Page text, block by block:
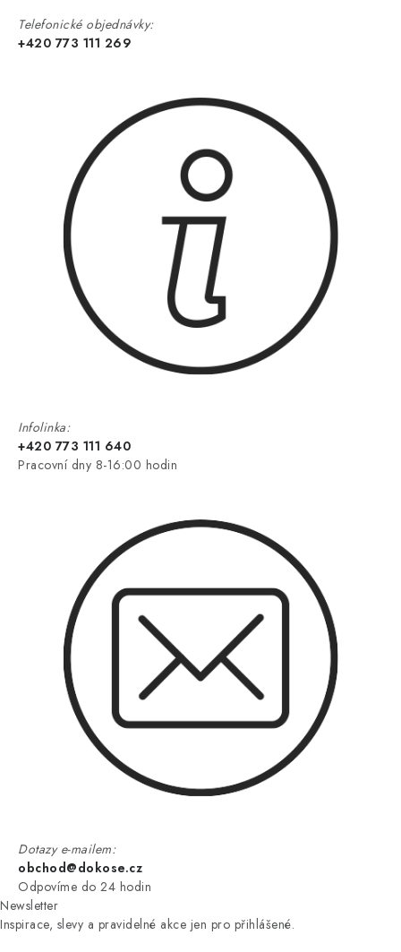
Telefonické objednávky:
+420 773 111 269
Infolinka:
+420 773 111 640
Pracovní dny 8-16:00 hodin
Dotazy e-mailem:
obchod@dokose.cz
Odpovíme do 24 hodin
Newsletter
Inspirace, slevy a pravidelné akce jen pro přihlášené.